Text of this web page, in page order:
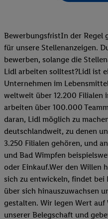
BewerbungsfristIn der Regel
für unsere Stellenanzeigen.
bewerben, solange die
Lidl arbeiten solltest?Lidl ist
Unternehmen im
weltweit über 12.200 Filialen
arbeiten über 100.000
daran, Lidl möglich zu
deutschlandweit, zu denen
3.250 Filialen gehören, und
und Bad Wimpfen
oder Einkauf.Wer den Willen
sich zu entwickeln, findet
über sich hinauszuwachsen
gestalten. Wir legen Wert
unserer Belegschaft und